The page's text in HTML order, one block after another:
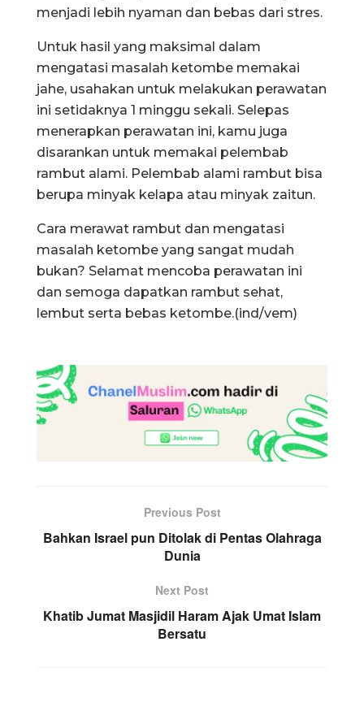
menjadi lebih nyaman dan bebas dari stres.
Untuk hasil yang maksimal dalam
mengatasi masalah ketombe memakai
jahe, usahakan untuk melakukan perawatan
ini setidaknya 1 minggu sekali. Selepas
menerapkan perawatan ini, kamu juga
disarankan untuk memakai pelembab
rambut alami. Pelembab alami rambut bisa
berupa minyak kelapa atau minyak zaitun.
Cara merawat rambut dan mengatasi
masalah ketombe yang sangat mudah
bukan? Selamat mencoba perawatan ini
dan semoga dapatkan rambut sehat,
lembut serta bebas ketombe.(ind/vem)
Previous Post
Bahkan Israel pun Ditolak di Pentas Olahraga
Dunia
Next Post
Khatib Jumat Masjidil Haram Ajak Umat Islam
Bersatu